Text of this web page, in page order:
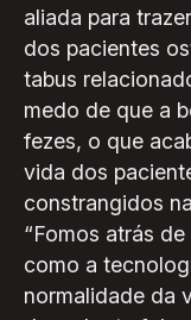
aliada para
dos pacientes
tabus
medo de que a
fezes, o que
vida dos
constrangidos
“Fomos atrás
como a
normalidade da